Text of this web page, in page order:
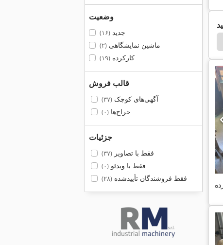
وضعیت
جدید(۱۶)
ماشین نمایشگاهی(۲)
کارکرده(۱۹)
قالب فروش
آگهی‌های کوچک(۳۷)
حراج‌ها(۰)
جزئیات
فقط با تصاویر(۳۷)
فقط با ویدئو(۰)
فقط فروشندگان تأییدشده(۲۸)
Holzkraft Kgz 3050